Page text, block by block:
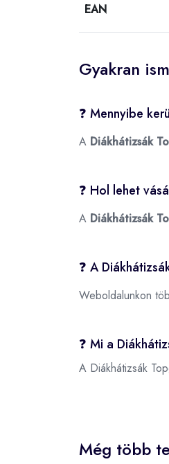
EAN
Gyakran
❓ Mennyibe
A Diákhátizsák
❓ Hol lehet
A Diákhátizsák
❓ A
Weboldalunkon
❓ Mi a
A Diákhátizsák
Még több